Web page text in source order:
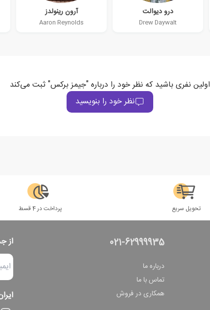
درو دیوالت
Drew Daywalt
آرون رینولدز
Aaron Reynolds
اولین نفری باشید که نظر خود را درباره "جیمز برکس" ثبت می‌کند
نظر خود را بنویسید
تحویل سریع پرداخت در 4 قسط
021-62999935
درباره ما
تماس با ما
همکاری در فروش
از